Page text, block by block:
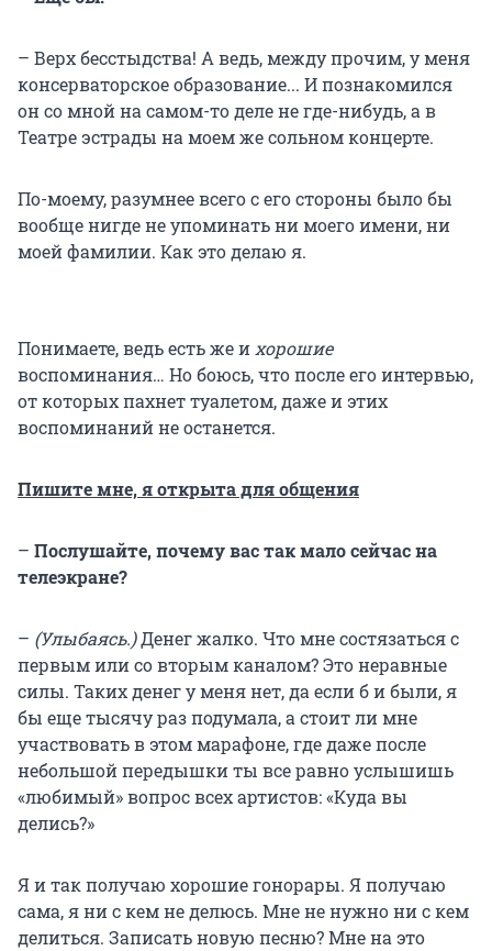
– Верх бесстыдства! А ведь, между прочим, у меня
консерваторское образование... И познакомился
он со мной на самом-то деле не где-нибудь, а в
Театре эстрады на моем же сольном концерте.
По-моему, разумнее всего с его стороны было бы
вообще нигде не упоминать ни моего имени, ни
моей фамилии. Как это делаю я.
Понимаете, ведь есть же ихорошие
воспоминания… Но боюсь, что после его интервью,
от которых пахнет туалетом, даже и этих
воспоминаний не останется.
Пишите мне, я открыта для общения
– Послушайте, почему вас так мало сейчас на
телеэкране?
– (Улыбаясь.)Денег жалко. Что мне состязаться с
первым или со вторым каналом? Это неравные
силы. Таких денег у меня нет, да если б и были, я
бы еще тысячу раз подумала, а стоит ли мне
участвовать в этом марафоне, где даже после
небольшой передышки ты все равно услышишь
«любимый» вопрос всех артистов: «Куда вы
делись?»
Я и так получаю хорошие гонорары. Я получаю
сама, я ни с кем не делюсь. Мне не нужно ни с кем
делиться. Записать новую песню? Мне на это